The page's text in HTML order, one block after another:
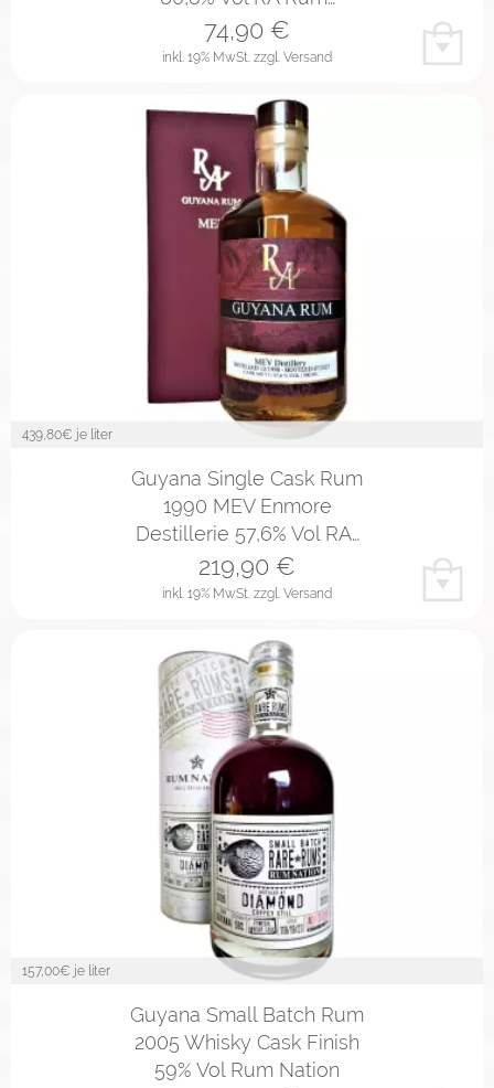
inkl. 19% MwSt. zzgl. Versand
74,90 €
439,80€ je liter
Guyana Single Cask Rum
1990 MEV Enmore
Destillerie 57,6% Vol RA…
inkl. 19% MwSt. zzgl. Versand
219,90 €
157,00€ je liter
Guyana Small Batch Rum
2005 Whisky Cask Finish
59% Vol Rum Nation